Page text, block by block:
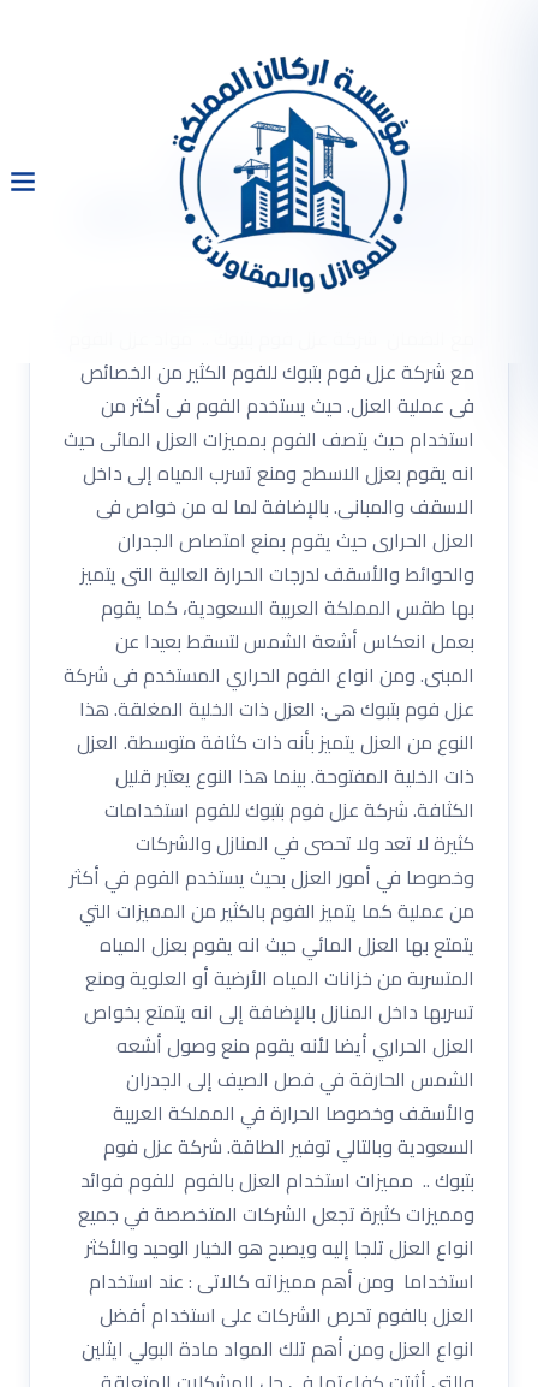
شركة عزل فوم بتبوك
0533334179 عزل مائى حرارى
مع الضمان
مع شركة عزل فوم بتبوك للفوم الكثير من الخصائص
فى عملية العزل. حيث يستخدم الفوم فى أكثر من
استخدام حيث يتصف الفوم بمميزات العزل المائى حيث
انه يقوم بعزل الاسطح ومنع تسرب المياه إلى داخل
الاسقف والمبانى. بالإضافة لما له من خواص فى
العزل الحرارى حيث يقوم بمنع امتصاص الجدران
والحوائط والأسقف لدرجات الحرارة العالية التى يتميز
بها طقس المملكة العربية السعودية، كما يقوم
بعمل انعكاس أشعة الشمس لتسقط بعيدا عن
المبنى. ومن انواع الفوم الحراري المستخدم فى شركة
عزل فوم بتبوك هى: العزل ذات الخلية المغلقة. هذا
النوع من العزل يتميز بأنه ذات كثافة متوسطة. العزل
ذات الخلية المفتوحة. بينما هذا النوع يعتبر قليل
الكثافة. شركة عزل فوم بتبوك للفوم استخدامات
كثيرة لا تعد ولا تحصى في المنازل والشركات
وخصوصا في أمور العزل بحيث يستخدم الفوم في أكثر
من عملية كما يتميز الفوم بالكثير من المميزات التي
يتمتع بها العزل المائي حيث انه يقوم بعزل المياه
المتسربة من خزانات المياه الأرضية أو العلوية ومنع
تسربها داخل المنازل بالإضافة إلى انه يتمتع بخواص
العزل الحراري أيضا لأنه يقوم منع وصول أشعه
الشمس الحارقة في فصل الصيف إلى الجدران
والأسقف وخصوصا الحرارة في المملكة العربية
السعودية وبالتالي توفير الطاقة. شركة عزل فوم
بتبوك .. مميزات استخدام العزل بالفوم للفوم فوائد
ومميزات كثيرة تجعل الشركات المتخصصة في جميع
انواع العزل تلجا إليه ويصبح هو الخيار الوحيد والأكثر
استخداما ومن أهم مميزاته كالاتى : عند استخدام
العزل بالفوم تحرص الشركات على استخدام أفضل
انواع العزل ومن أهم تلك المواد مادة البولي ايثلين